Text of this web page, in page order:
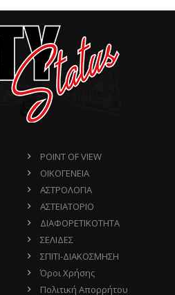
POINT OF VIEW
ΟΙΚΟΓΕΝΕΙΑ
ΑΣΤΡΟΛΟΓΙΑ
ΑΣΤΕΙΑΤΟΡΙΟ
ΔΙΑΦΟΡΕΤΙΚΟΤΗΤΑ
ΣΕΛΙΔΕΣ
ΣΠΙΤΙ-ΔΙΑΚΟΣΜΗΣΗ
Όροι Χρήσης
Πολιτική Απορρήτου